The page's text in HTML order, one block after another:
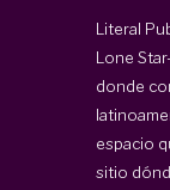
Literal
Lone
donde
espacio
sitio